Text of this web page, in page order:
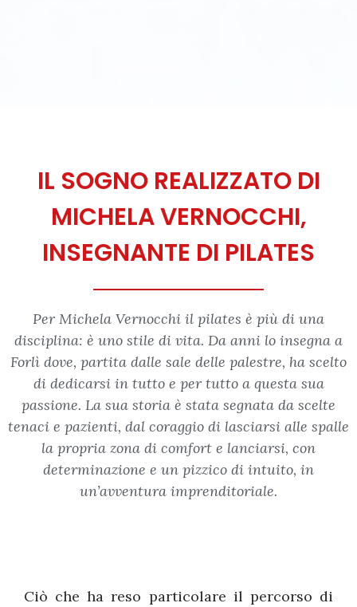
IL SOGNO REALIZZATO DI
MICHELA VERNOCCHI,
INSEGNANTE DI PILATES
Per Michela Vernocchi il pilates è più di una
disciplina: è uno stile di vita. Da anni lo insegna a
Forlì dove, partita dalle sale delle palestre, ha scelto
di dedicarsi in tutto e per tutto a questa sua
passione. La sua storia è stata segnata da scelte
tenaci e pazienti, dal coraggio di lasciarsi alle spalle
la propria zona di comfort e lanciarsi, con
determinazione e un pizzico di intuito, in
un’avventura imprenditoriale.
Ciò che ha reso particolare il percorso di